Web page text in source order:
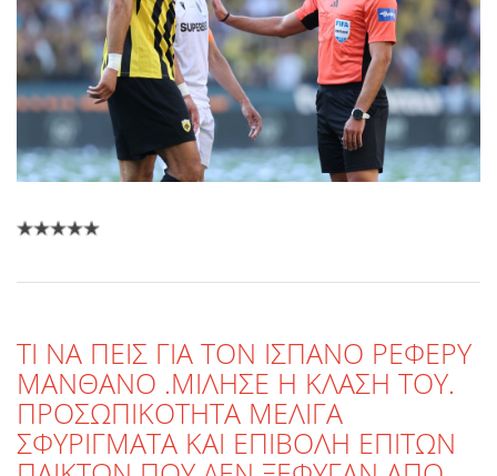
TI NΑ ΠΕΙΣ ΓΙΑ ΤΟΝ ΙΣΠΑΝΟ ΡΕΦΕΡΥ
ΜΑΝΘΑΝΟ .ΜΙΛΗΣΕ Η ΚΛΑΣΗ ΤΟΥ.
ΠΡΟΣΩΠΙΚΟΤΗΤΑ ΜΕΛΙΓΑ
ΣΦΥΡΙΓΜΑΤΑ ΚΑΙ ΕΠΙΒΟΛΗ ΕΠΙΤΩΝ